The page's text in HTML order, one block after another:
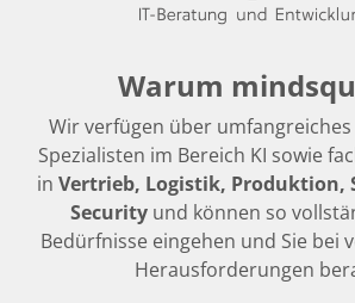
Warum
Wir verfügen über
Spezialisten im Bereich KI sowie
in Vertrieb, Logistik, Produktion,
Security und können so
Bedürfnisse eingehen und Sie bei
Herausforderungen